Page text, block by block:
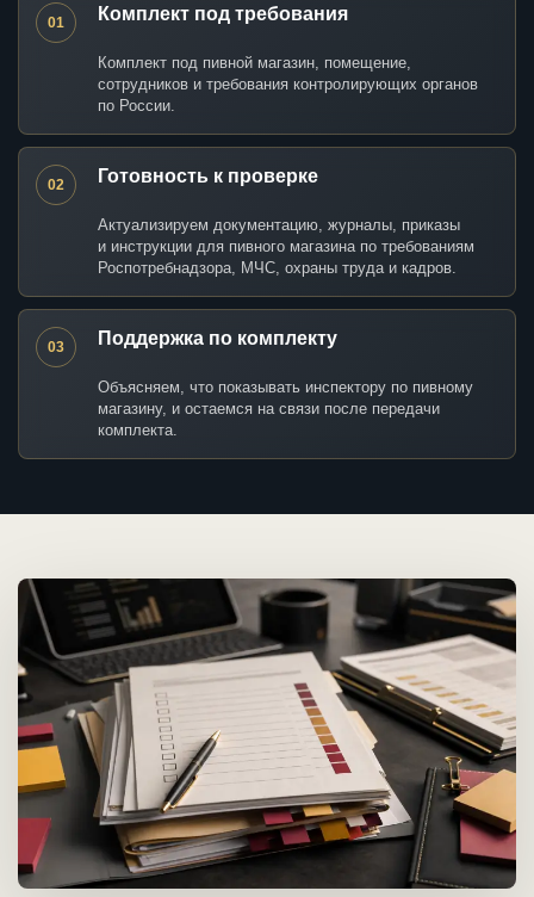
01 Комплект под требования
Комплект под пивной магазин, помещение,
сотрудников и требования контролирующих органов
по России.
02 Готовность к проверке
Актуализируем документацию, журналы, приказы
и инструкции для пивного магазина по требованиям
Роспотребнадзора, МЧС, охраны труда и кадров.
03 Поддержка по комплекту
Объясняем, что показывать инспектору по пивному
магазину, и остаемся на связи после передачи
комплекта.